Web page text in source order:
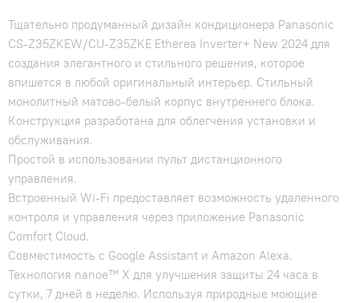
Тщательно продуманный дизайн кондиционера Panasonic
CS-Z35ZKEW/CU-Z35ZKE Etherea Inverter+ New 2024 для
создания элегантного и стильного решения, которое
впишется в любой оригинальный интерьер. Стильный
монолитный матово-белый корпус внутреннего блока.
Конструкция разработана для облегчения установки и
обслуживания.
Простой в использовании пульт дистанционного
управления.
Встроенный Wi-Fi предоставляет возможность удаленного
контроля и управления через приложение Panasonic
Comfort Cloud.
Совместимость с Google Assistant и Amazon Alexa.
Технология nanoe™ X для улучшения защиты 24 часа в
сутки, 7 дней в неделю. Используя природные моющие